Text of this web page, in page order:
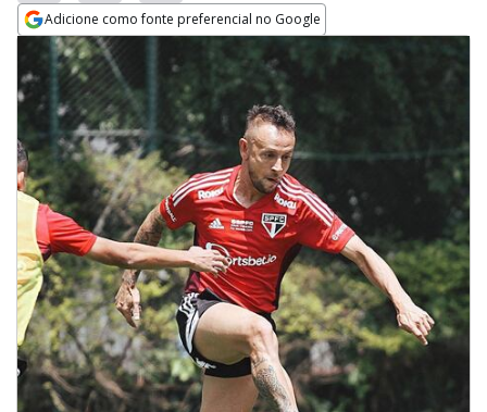
Adicione como fonte preferencial no Google
Opens in new window